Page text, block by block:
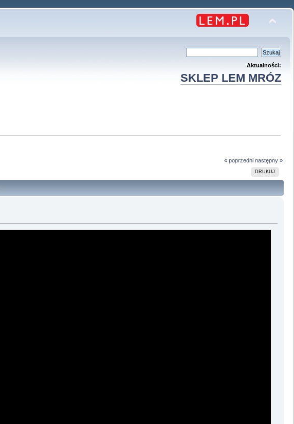
Aktualności:
SKLEP LEM MRÓZ
« poprzedni następny »
DRUKUJ